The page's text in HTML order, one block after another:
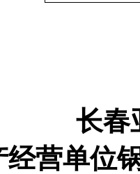
长春
经营单位